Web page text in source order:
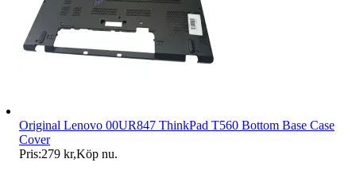
Original Lenovo 00UR847 ThinkPad T560 Bottom Base Case
Cover
Pris:279 kr,Köp nu.